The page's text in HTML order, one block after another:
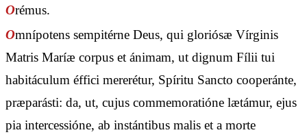
Orémus.
Omnípotens sempitérne Deus, qui gloriósæ Vírginis
Matris Maríæ corpus et ánimam, ut dignum Fílii tui
habitáculum éffici mererétur, Spíritu Sancto cooperánte,
præparásti: da, ut, cujus commemoratióne lætámur, ejus
pia intercessióne, ab instántibus malis et a morte